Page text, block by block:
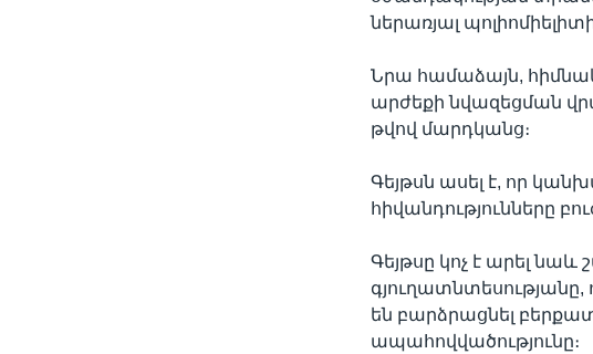
ներառյալ
Նրա համաձայն,
արժեքի նվազեցման
թվով մարդկանց։
Գեյթսն ասել է, որ
հիվանդությունները
Գեյթսը կոչ է արել նաև
գյուղատնտեսությանը,
են բարձրացնել
ապահովվածությունը։